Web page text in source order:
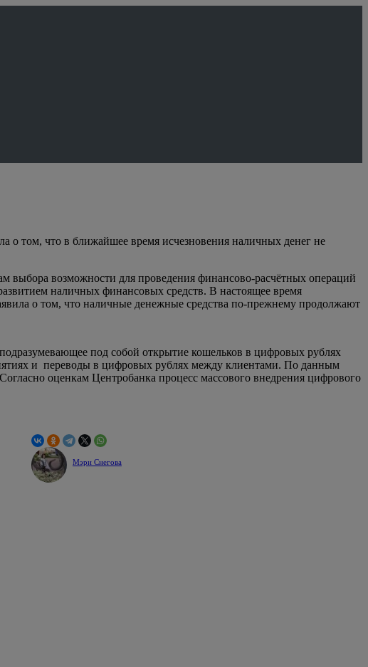
о том, что в ближайшее время исчезновения наличных денег не
возможности для проведения финансово-расчётных операций
наличных финансовых средств. В настоящее время
о том, что наличные денежные средства по-прежнему продолжают
под собой открытие кошельков в цифровых рублях
и переводы в цифровых рублях между клиентами. По данным
оценкам Центробанка процесс массового внедрения цифрового
Мэри Снегова